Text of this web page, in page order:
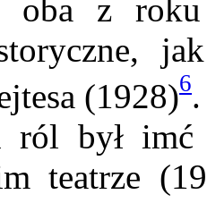
oba z
(1928)6
był imć
teatrze